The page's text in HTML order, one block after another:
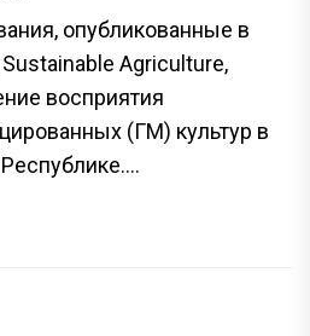
опубликованные в
Agriculture,
восприятия
(ГМ) культур в